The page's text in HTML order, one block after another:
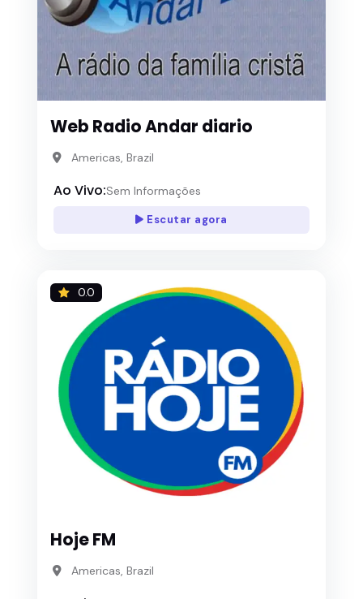
Web Radio Andar diario
Americas, Brazil
Ao Vivo:Sem Informações
Escutar agora
0.0
Hoje FM
Americas, Brazil